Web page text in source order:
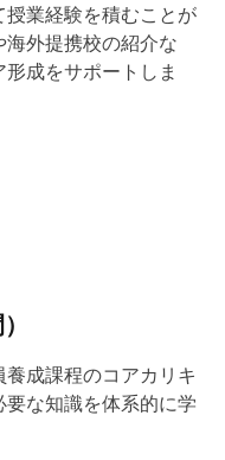
業経験を積むことが
外提携校の紹介な
成をサポートしま
成課程のコアカリキ
な知識を体系的に学